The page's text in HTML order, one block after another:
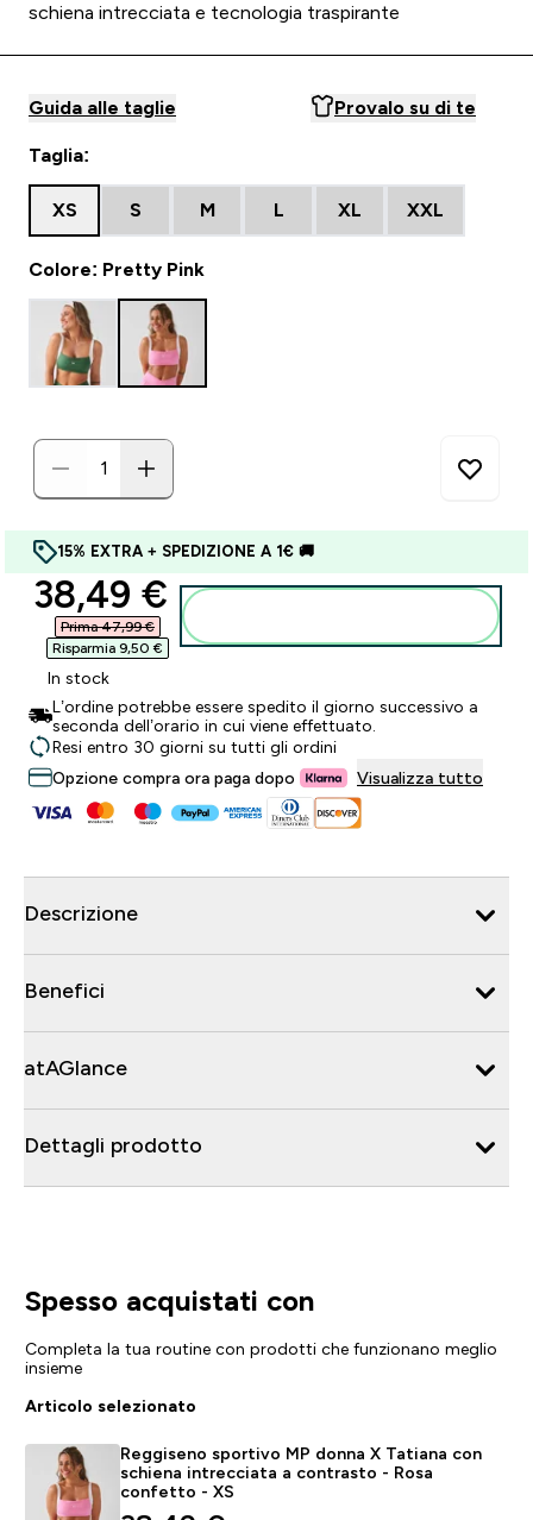
schiena intrecciata e tecnologia traspirante
Guida alle taglie Provalo su di te
Taglia:
XS S M L XL XXL
Colore: Pretty Pink
15% EXTRA + SPEDIZIONE A 1€ 🚚
discounted price
38,49 €‎
Prima 47,99 €‎
Risparmia 9,50 €‎
In stock
L’ordine potrebbe essere spedito il giorno successivo a
seconda dell’orario in cui viene effettuato.
Resi entro 30 giorni su tutti gli ordini
Opzione compra ora paga dopo
Visualizza tutto
Descrizione
Benefici
atAGlance
Dettagli prodotto
Spesso acquistati con
Completa la tua routine con prodotti che funzionano meglio
insieme
Articolo selezionato
Reggiseno sportivo MP donna X Tatiana con
schiena intrecciata a contrasto - Rosa
confetto - XS